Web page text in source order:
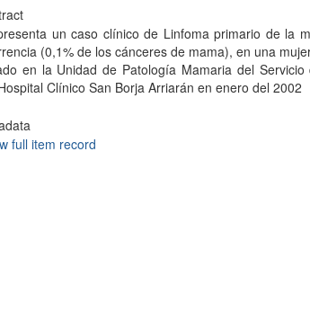
un caso clínico de Linfoma primario de la
(0,1% de los cánceres de mama), en una
en la Unidad de Patología Mamaria del
Clínico San Borja Arriarán en enero del 2002
full item record